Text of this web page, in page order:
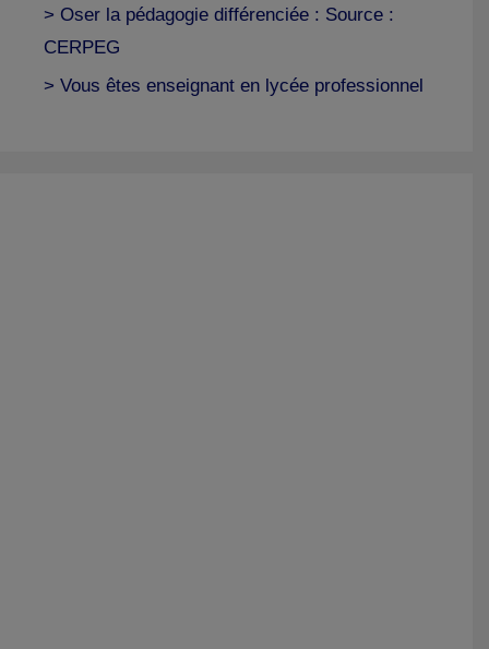
> Oser la pédagogie différenciée : Source :
CERPEG
> Vous êtes enseignant en lycée professionnel